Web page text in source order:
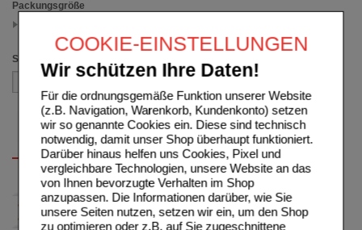
COOKIE-EINSTELLUNGEN
Wir schützen Ihre Daten!
Für die ordnungsgemäße Funktion unserer Website
(z.B. Navigation, Warenkorb, Kundenkonto) setzen
wir so genannte Cookies ein. Diese sind technisch
notwendig, damit unser Shop überhaupt funktioniert.
Darüber hinaus helfen uns Cookies, Pixel und
vergleichbare Technologien, unsere Website an das
von Ihnen bevorzugte Verhalten im Shop
anzupassen. Die Informationen darüber, wie Sie
unsere Seiten nutzen, setzen wir ein, um den Shop
zu optimieren oder z.B. auf Sie zugeschnittene
Packungsgröße
Sortieren nach